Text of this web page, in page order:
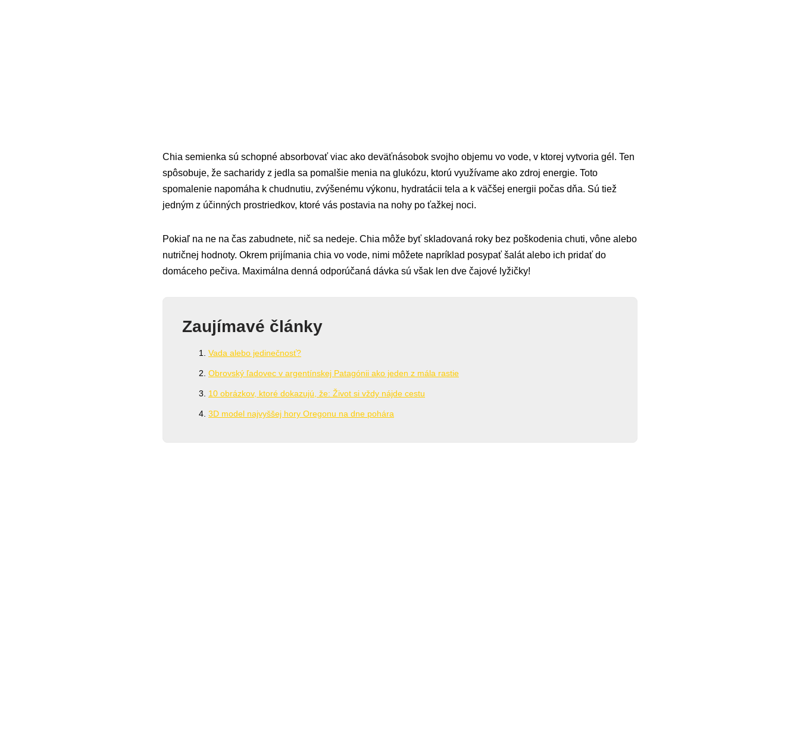
Chia semienka sú schopné absorbovať viac ako deväťnásobok svojho objemu vo vode, v ktorej vytvoria gél. Ten
spôsobuje, že sacharidy z jedla sa pomalšie menia na glukózu, ktorú využívame ako zdroj energie. Toto
spomalenie napomáha k chudnutiu, zvýšenému výkonu, hydratácii tela a k väčšej energii počas dňa. Sú tiež
jedným z účinných prostriedkov, ktoré vás postavia na nohy po ťažkej noci.
Pokiaľ na ne na čas zabudnete, nič sa nedeje. Chia môže byť skladovaná roky bez poškodenia chuti, vône alebo
nutričnej hodnoty. Okrem prijímania chia vo vode, nimi môžete napríklad posypať šalát alebo ich pridať do
domáceho pečiva. Maximálna denná odporúčaná dávka sú však len dve čajové lyžičky!
Zaujímavé články
Vada alebo jedinečnosť?
Obrovský ľadovec v argentínskej Patagónii ako jeden z mála rastie
10 obrázkov, ktoré dokazujú, že: Život si vždy nájde cestu
3D model najvyššej hory Oregonu na dne pohára